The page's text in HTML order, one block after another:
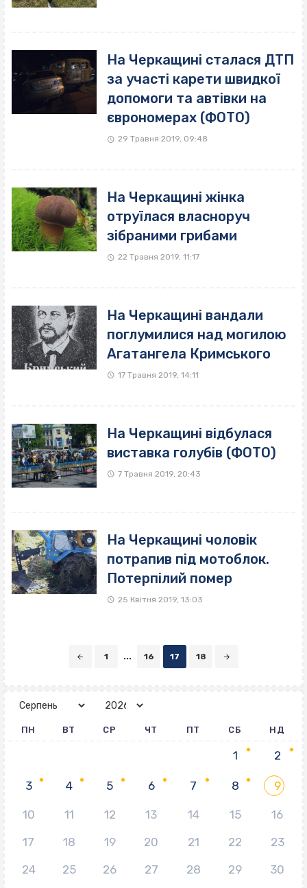
На Черкащині сталася ДТП
за участі карети швидкої
допомоги та автівки на
єврономерах (ФОТО)
29 Травня 2019, 09:48
На Черкащині жінка
отруїлася власноруч
зібраними грибами
22 Травня 2019, 11:17
На Черкащині вандали
поглумилися над могилою
Агатангела Кримського
17 Травня 2019, 14:11
На Черкащині відбулася
виставка голубів (ФОТО)
7 Травня 2019, 20:43
На Черкащині чоловік
потрапив під мотоблок.
Потерпілий помер
25 Квітня 2019, 13:03
1 ... 16 17 18
ПН ВТ СР ЧТ ПТ СБ НД
1 2
3 4 5 6 7 8 9
10 11 12 13 14 15
16
17
18 19 20 21 22
23
24
25 26 27 28 29 30